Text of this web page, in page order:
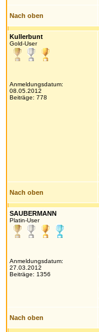
Nach oben
Kullerbunt
Gold-User
Anmeldungsdatum:
08.05.2012
Beiträge: 778
Nach oben
SAUBERMANN
Platin-User
Anmeldungsdatum:
27.03.2012
Beiträge: 1356
Nach oben